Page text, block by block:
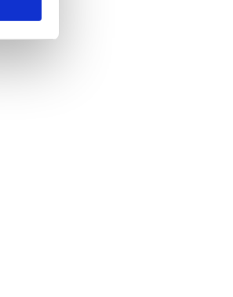
Bu